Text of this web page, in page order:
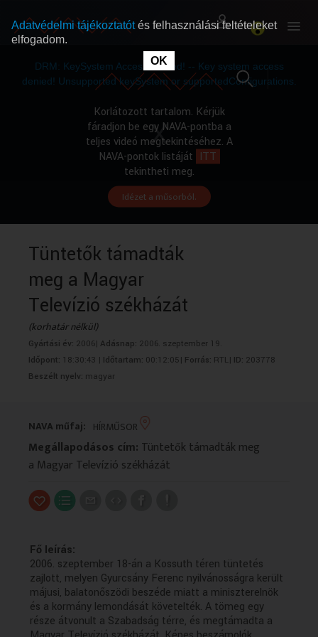
RÓLUNK
RÓLUNK
DRM: KeySystem Access Denied! -- Key system access
denied! Unsupported keySystem or supportedConfigurations.
Korlátozott tartalom. Kérjük
fáradjon be egy NAVA-pontba a
teljes videó megtekintéséhez. A
NAVA-pontok listáját ITT
tekintheti meg.
Idézet a műsorból.
Tüntetők támadták
meg a Magyar
Televízió székházát
(korhatár nélkül)
Gyártási év: 2006| Adásnap: 2006. szeptember 19.
Időpont: 18:30:43 | Időtartam: 00:12:05| Forrás: RTL| ID: 203778
Beszélt nyelv: magyar
NAVA műfaj: HÍRMŰSOR
Megállapodásos cím: Tüntetők támadták meg
a Magyar Televízió székházát
Fő leírás:
2006. szeptember 18-án a Kossuth téren tüntetés
zajlott, melyen Gyurcsány Ferenc nyilvánosságra került
májusi, balatonőszödi beszéde miatt a miniszterelnök
és a kormány lemondását követelték. A tömeg egy
része átvonult a Szabadság térre, és megtámadta a
Adatvédelmi tájékoztatótés felhasználási feltételeket
elfogadom.
OK